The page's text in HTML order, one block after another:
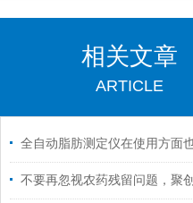
相关文章
ARTICLE